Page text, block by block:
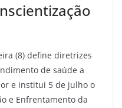
(8) define diretrizes
de saúde a
e institui 5 de julho o
e Enfrentamento da